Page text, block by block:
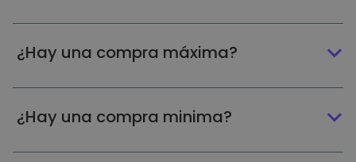
¿Hay una compra máxima?
¿Hay una compra minima?